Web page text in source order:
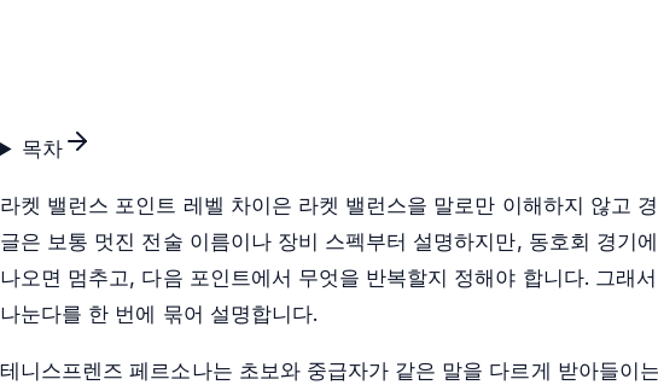
목차
라켓 밸런스 포인트 레벨 차이은 라켓 밸런스을 말로만 이해하지 않고
글은 보통 멋진 전술 이름이나 장비 스펙부터 설명하지만, 동호회 경기
나오면 멈추고, 다음 포인트에서 무엇을 반복할지 정해야 합니다. 그래
나눈다를 한 번에 묶어 설명합니다.
테니스프렌즈 페르소나는 초보와 중급자가 같은 말을 다르게 받아들